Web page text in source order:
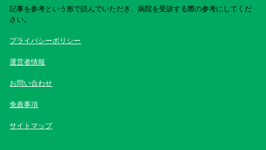
記事を参考という形で読んでいただき、病院を受診する際の参考にしてくだ
さい。
プライバシーポリシー
運営者情報
お問い合わせ
免責事項
サイトマップ